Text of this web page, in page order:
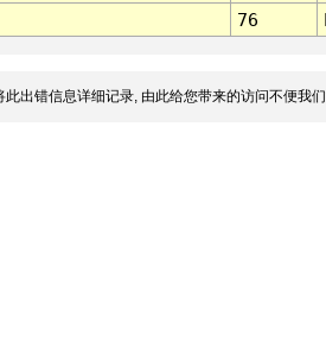
76
出错信息详细记录, 由此给您带来的访问不便我